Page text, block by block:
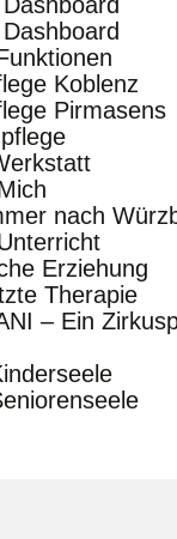
Koblenz
Pirmasens
nach
Erziehung
Therapie
– Ein